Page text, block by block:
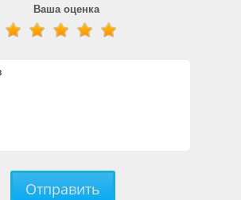
Ваша оценка
Отправить